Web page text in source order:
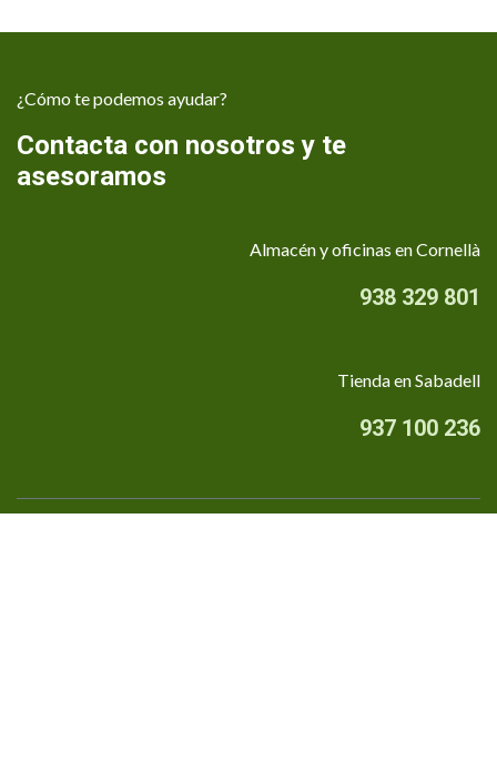
¿Cómo te podemos ayudar?
Contacta con nosotros y te
asesoramos
Almacén y oficinas en Cornellà
938 329 801
Tienda en Sabadell
937 100 236